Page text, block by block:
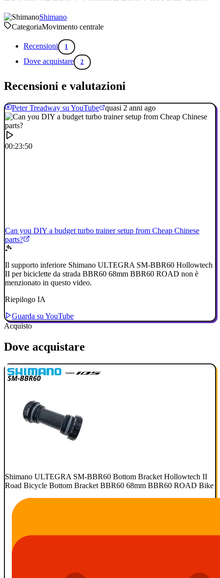
Shimano
CategoriaMovimento centrale
Recensioni 1
Dove acquistare 2
Recensioni e valutazioni
Peter Treadway su YouTube quasi 2 anni ago
00:23:50
Can you DIY a budget turbo trainer setup from Cheap Chinese
parts?
Il supporto inferiore Shimano ULTEGRA SM-BBR60 Hollowtech
II per biciclette da strada BBR60 68mm BBR60 ROAD non è
menzionato in questo video.
Riepilogo IA
Guarda su YouTube
Acquisto
Dove acquistare
Shimano ULTEGRA SM-BBR60 Bottom Bracket Hollowtech II
Road Bicycle Bottom Bracket BBR60 68mm BBR60 ROAD Bike